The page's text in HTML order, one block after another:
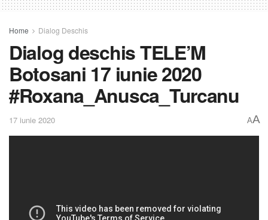
Home Dialog Deschis
Dialog deschis TELE’M
Botosani 17 iunie 2020
#Roxana_Anusca_Turcanu
17 iunie 2020 AA